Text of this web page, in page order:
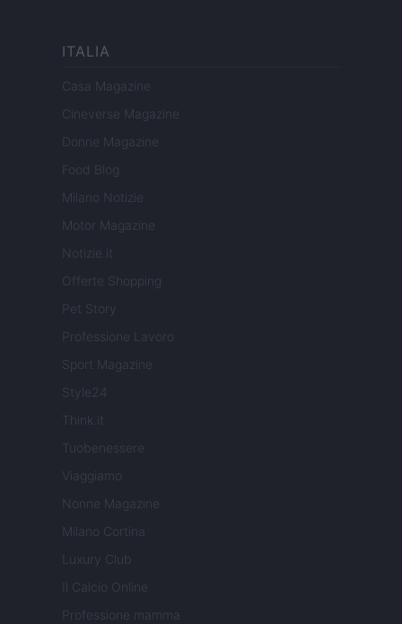
ITALIA
Casa Magazine
Cineverse Magazine
Donne Magazine
Food Blog
Milano Notizie
Motor Magazine
Notizie.it
Offerte Shopping
Pet Story
Professione Lavoro
Sport Magazine
Style24
Think.it
Tuobenessere
Viaggiamo
Nonne Magazine
Milano Cortina
Luxury Club
Il Calcio Online
Professione mamma